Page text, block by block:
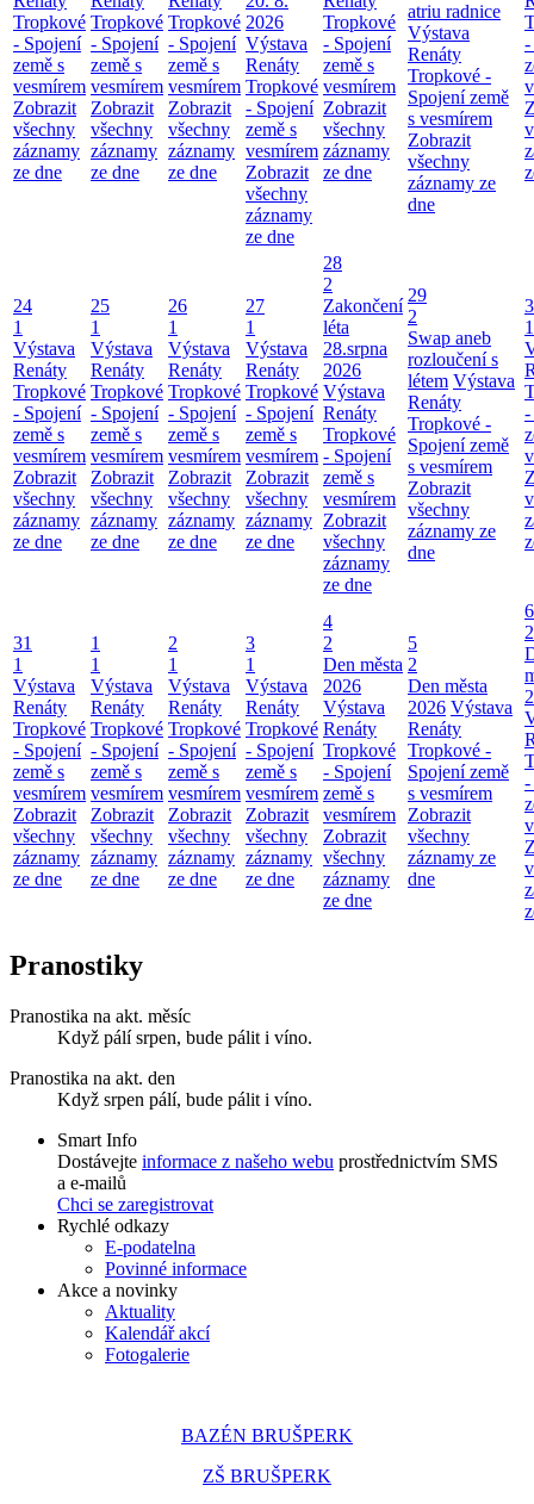
Tropkové
- Spojení
země s
vesmírem
Zobrazit
všechny
záznamy
ze dne
Tropkové
- Spojení
země s
vesmírem
Zobrazit
všechny
záznamy
ze dne
Tropkové
- Spojení
země s
vesmírem
Zobrazit
všechny
záznamy
ze dne
2026
Výstava
Renáty
Tropkové
- Spojení
země s
vesmírem
Zobrazit
všechny
záznamy
ze dne
Tropkové
- Spojení
země s
vesmírem
Zobrazit
všechny
záznamy
ze dne
atriu radnice
Výstava
Renáty
Tropkové -
Spojení země
s vesmírem
Zobrazit
všechny
záznamy ze
dne
-
24
1
Výstava
Renáty
Tropkové
- Spojení
země s
vesmírem
Zobrazit
všechny
záznamy
ze dne
25
1
Výstava
Renáty
Tropkové
- Spojení
země s
vesmírem
Zobrazit
všechny
záznamy
ze dne
26
1
Výstava
Renáty
Tropkové
- Spojení
země s
vesmírem
Zobrazit
všechny
záznamy
ze dne
27
1
Výstava
Renáty
Tropkové
- Spojení
země s
vesmírem
Zobrazit
všechny
záznamy
ze dne
28
2
Zakončení
léta
28.srpna
2026
Výstava
Renáty
Tropkové
- Spojení
země s
vesmírem
Zobrazit
všechny
záznamy
ze dne
29
2
Swap aneb
rozloučení s
létem Výstava
Renáty
Tropkové -
Spojení země
s vesmírem
Zobrazit
všechny
záznamy ze
dne
1
-
31
1
Výstava
Renáty
Tropkové
- Spojení
země s
vesmírem
Zobrazit
všechny
záznamy
ze dne
1
1
Výstava
Renáty
Tropkové
- Spojení
země s
vesmírem
Zobrazit
všechny
záznamy
ze dne
2
1
Výstava
Renáty
Tropkové
- Spojení
země s
vesmírem
Zobrazit
všechny
záznamy
ze dne
3
1
Výstava
Renáty
Tropkové
- Spojení
země s
vesmírem
Zobrazit
všechny
záznamy
ze dne
4
2
Den města
2026
Výstava
Renáty
Tropkové
- Spojení
země s
vesmírem
Zobrazit
všechny
záznamy
ze dne
5
2
Den města
2026 Výstava
Renáty
Tropkové -
Spojení země
s vesmírem
Zobrazit
všechny
záznamy ze
dne
6
2
-
Pranostiky
Pranostika na akt. měsíc
Když pálí srpen, bude pálit i víno.
Pranostika na akt. den
Když srpen pálí, bude pálit i víno.
Smart Info
Dostávejte informace z našeho webu prostřednictvím SMS
a e-mailů
Chci se zaregistrovat
Rychlé odkazy
E-podatelna
Povinné informace
Akce a novinky
Aktuality
Kalendář akcí
Fotogalerie
BAZÉN BRUŠPERK
ZŠ BRUŠPERK